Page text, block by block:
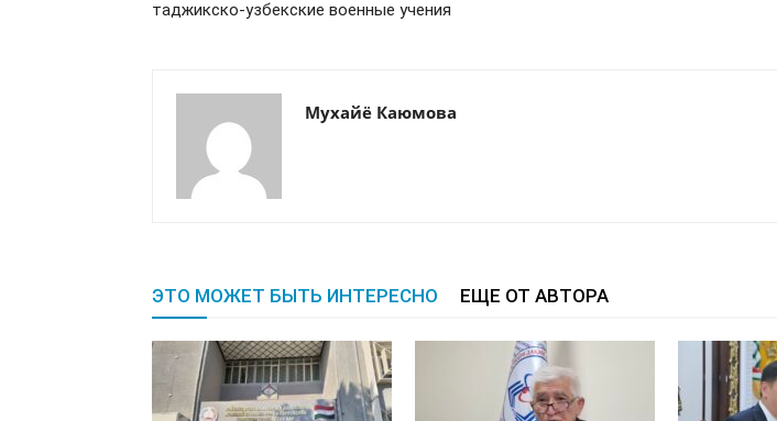
таджикско-узбекские военные учения
Мухайё Каюмова
ЭТО МОЖЕТ БЫТЬ ИНТЕРЕСНО ЕЩЕ ОТ АВТОРА